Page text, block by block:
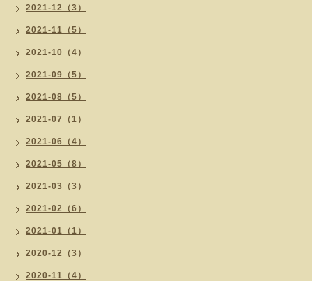
2021-12（3）
2021-11（5）
2021-10（4）
2021-09（5）
2021-08（5）
2021-07（1）
2021-06（4）
2021-05（8）
2021-03（3）
2021-02（6）
2021-01（1）
2020-12（3）
2020-11（4）